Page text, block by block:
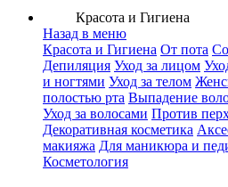
Красота и Гигиена
Назад в меню
Красота и Гигиена От пота
Депиляция Уход за лицом
и ногтями Уход за телом
полостью рта Выпадение
Уход за волосами Против
Декоративная косметика
макияжа Для маникюра и
Косметология